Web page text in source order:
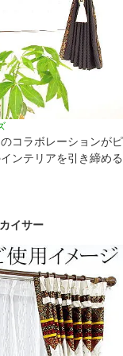
コラボレーションがピ
ンテリアを引き締める
イサー